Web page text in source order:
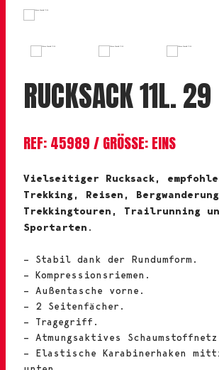
RUCKSACK 11L. 29
REF: 45989 / GRÖSSE: EINS
Vielseitiger Rucksack,
Trekking, Reisen,
Trekkingtouren, Trailrunning
Sportarten .
– Stabil dank der Rundumform.
– Kompressionsriemen.
– Außentasche vorne.
– 2 Seitenfächer.
– Tragegriff.
– Atmungsaktives Schaumstoffnetz
– Elastische Karabinerhaken